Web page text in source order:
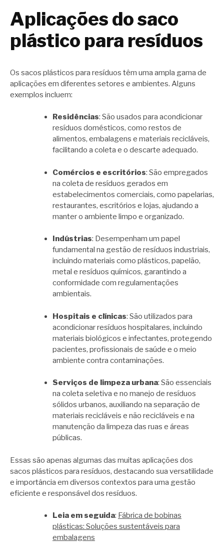
Aplicações do saco
plástico para resíduos
Os sacos plásticos para resíduos têm uma ampla gama de
aplicações em diferentes setores e ambientes. Alguns
exemplos incluem:
Residências: São usados para acondicionar
resíduos domésticos, como restos de
alimentos, embalagens e materiais recicláveis,
facilitando a coleta e o descarte adequado.
Comércios e escritórios: São empregados
na coleta de resíduos gerados em
estabelecimentos comerciais, como papelarias,
restaurantes, escritórios e lojas, ajudando a
manter o ambiente limpo e organizado.
Indústrias: Desempenham um papel
fundamental na gestão de resíduos industriais,
incluindo materiais como plásticos, papelão,
metal e resíduos químicos, garantindo a
conformidade com regulamentações
ambientais.
Hospitais e clínicas: São utilizados para
acondicionar resíduos hospitalares, incluindo
materiais biológicos e infectantes, protegendo
pacientes, profissionais de saúde e o meio
ambiente contra contaminações.
Serviços de limpeza urbana: São essenciais
na coleta seletiva e no manejo de resíduos
sólidos urbanos, auxiliando na separação de
materiais recicláveis e não recicláveis e na
manutenção da limpeza das ruas e áreas
públicas.
Essas são apenas algumas das muitas aplicações dos
sacos plásticos para resíduos, destacando sua versatilidade
e importância em diversos contextos para uma gestão
eficiente e responsável dos resíduos.
Leia em seguida: Fábrica de bobinas
plásticas: Soluções sustentáveis para
embalagens